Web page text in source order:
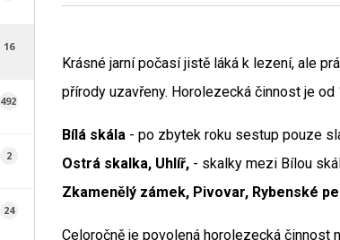
16
492
2
24
Krásné jarní počasí jistě láká k lezení, ale
přírody uzavřeny. Horolezecká činnost je od
Bílá skála - po zbytek roku sestup pouze
Ostrá skalka, Uhlíř, - skalky mezi Bílou
Zkamenělý zámek, Pivovar, Rybenské
Celoročně je povolená horolezecká činnost